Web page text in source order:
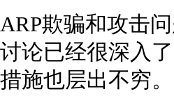
ARP欺骗和攻击
讨论已经很深入
措施也层出不穷。